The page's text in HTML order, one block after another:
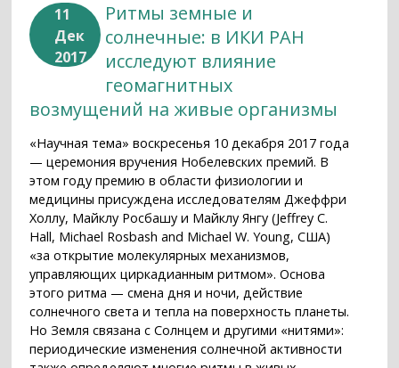
11
Дек
2017
Ритмы земные и
солнечные: в ИКИ РАН
исследуют влияние
геомагнитных
возмущений на живые организмы
«Научная тема» воскресенья 10 декабря 2017 года
— церемония вручения Нобелевских премий. В
этом году премию в области физиологии и
медицины присуждена исследователям Джеффри
Холлу, Майклу Росбашу и Майклу Янгу (Jeffrey C.
Hall, Michael Rosbash and Michael W. Young, США)
«за открытие молекулярных механизмов,
управляющих циркадианным ритмом». Основа
этого ритма — смена дня и ночи, действие
солнечного света и тепла на поверхность планеты.
Но Земля связана с Солнцем и другими «нитями»:
периодические изменения солнечной активности